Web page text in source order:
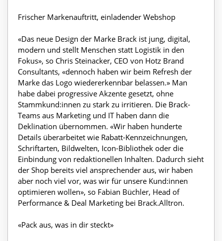
Frischer Markenauftritt, einladender Webshop
«Das neue Design der Marke Brack ist jung, digital,
modern und stellt Menschen statt Logistik in den
Fokus», so Chris Steinacker, CEO von Hotz Brand
Consultants, «dennoch haben wir beim Refresh der
Marke das Logo wiedererkennbar belassen.» Man
habe dabei progressive Akzente gesetzt, ohne
Stammkund:innen zu stark zu irritieren. Die Brack-
Teams aus Marketing und IT haben dann die
Deklination übernommen. «Wir haben hunderte
Details überarbeitet wie Rabatt-Kennzeichnungen,
Schriftarten, Bildwelten, Icon-Bibliothek oder die
Einbindung von redaktionellen Inhalten. Dadurch sieht
der Shop bereits viel ansprechender aus, wir haben
aber noch viel vor, was wir für unsere Kund:innen
optimieren wollen», so Fabian Büchler, Head of
Performance & Deal Marketing bei Brack.Alltron.
«Pack aus, was in dir steckt»